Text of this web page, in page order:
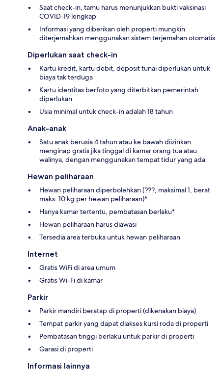
Saat check-in, tamu harus menunjukkan bukti vaksinasi
COVID-19 lengkap
Informasi yang diberikan oleh properti mungkin
diterjemahkan menggunakan sistem terjemahan otomatis
Diperlukan saat check-in
Kartu kredit, kartu debit, deposit tunai diperlukan untuk
biaya tak terduga
Kartu identitas berfoto yang diterbitkan pemerintah
diperlukan
Usia minimal untuk check-in adalah 18 tahun
Anak-anak
Satu anak berusia 4 tahun atau ke bawah diizinkan
menginap gratis jika tinggal di kamar orang tua atau
walinya, dengan menggunakan tempat tidur yang ada
Hewan peliharaan
Hewan peliharaan diperbolehkan (???, maksimal 1, berat
maks. 10 kg per hewan peliharaan)*
Hanya kamar tertentu, pembatasan berlaku*
Hewan peliharaan harus diawasi
Tersedia area terbuka untuk hewan peliharaan
Internet
Gratis WiFi di area umum
Gratis Wi-Fi di kamar
Parkir
Parkir mandiri beratap di properti (dikenakan biaya)
Tempat parkir yang dapat diakses kursi roda di properti
Pembatasan tinggi berlaku untuk parkir di properti
Garasi di properti
Informasi lainnya